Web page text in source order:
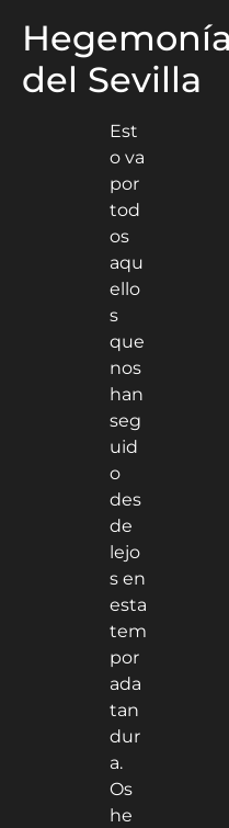
Hegemonía
del Sevilla
Est
o va
por
tod
os
aqu
ello
s
que
nos
han
seg
uid
o
des
de
lejo
s en
esta
tem
por
ada
tan
dur
a.
Os
he